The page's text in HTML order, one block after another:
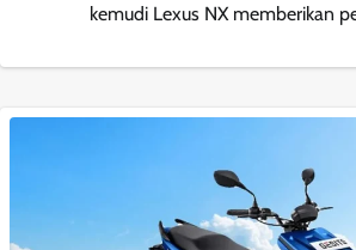
kemudi Lexus NX memberikan